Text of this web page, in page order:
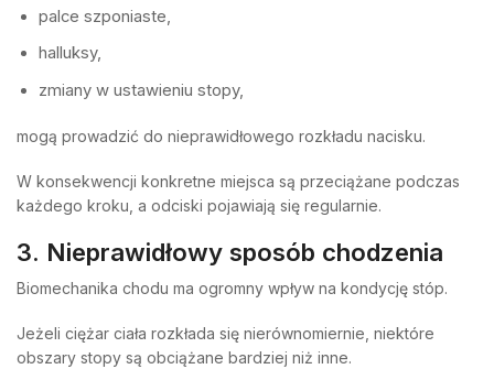
palce szponiaste,
halluksy,
zmiany w ustawieniu stopy,
mogą prowadzić do nieprawidłowego rozkładu nacisku.
W konsekwencji konkretne miejsca są przeciążane podczas
każdego kroku, a odciski pojawiają się regularnie.
3. Nieprawidłowy sposób chodzenia
Biomechanika chodu ma ogromny wpływ na kondycję stóp.
Jeżeli ciężar ciała rozkłada się nierównomiernie, niektóre
obszary stopy są obciążane bardziej niż inne.